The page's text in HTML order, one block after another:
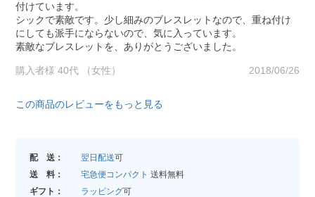
付けています。
シックで素敵です。少し細みのブレスレットなので、重ね付け
にしても派手にならないので、気に入っています。
素敵なブレスレットを、ありがとうございました。
購入者様 40代 （女性） 2018/06/26
この商品のレビューをもっと見る
配 送： 翌日配送可
送 料：
宅急便コンパクト 送料無料
ギフト：
ラッピング可